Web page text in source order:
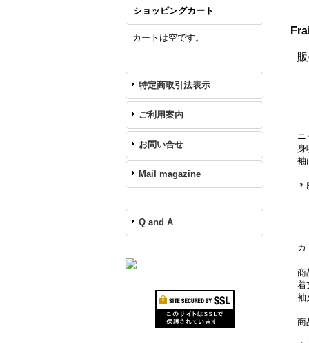
ショッピングカート
カートは空です。
特定商取引法表示
ご利用案内
お問い合せ
Mail magazine
Q and A
ニ
身
袖
カ
商
着
袖
商